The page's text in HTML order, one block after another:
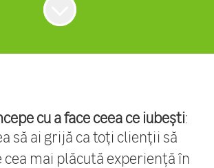
cu a face ceea ce iubești:
să ai grijă ca toți clienții să
cea mai plăcută experiență în